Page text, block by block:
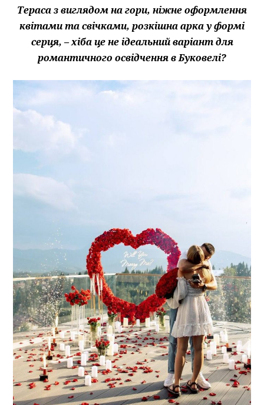
Тераса з виглядом на гори, ніжне оформлення
квітами та свічками, розкішна арка у формі
серця, – хіба це не ідеальний варіант для
романтичного освідчення в Буковелі?